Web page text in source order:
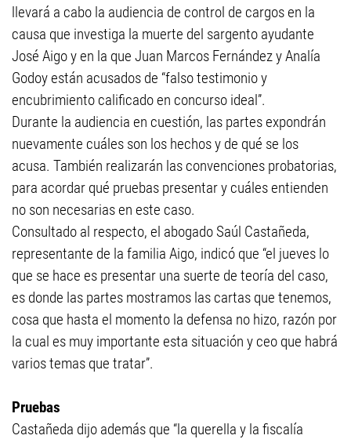
llevará a cabo la audiencia de control de cargos en la
causa que investiga la muerte del sargento ayudante
José Aigo y en la que Juan Marcos Fernández y Analía
Godoy están acusados de “falso testimonio y
encubrimiento calificado en concurso ideal”.
Durante la audiencia en cuestión, las partes expondrán
nuevamente cuáles son los hechos y de qué se los
acusa. También realizarán las convenciones probatorias,
para acordar qué pruebas presentar y cuáles entienden
no son necesarias en este caso.
Consultado al respecto, el abogado Saúl Castañeda,
representante de la familia Aigo, indicó que “el jueves lo
que se hace es presentar una suerte de teoría del caso,
es donde las partes mostramos las cartas que tenemos,
cosa que hasta el momento la defensa no hizo, razón por
la cual es muy importante esta situación y ceo que habrá
varios temas que tratar”.
Pruebas
Castañeda dijo además que “la querella y la fiscalía